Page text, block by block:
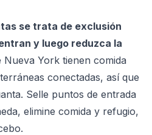
se trata de exclusión
y luego reduzca la
Nueva York tienen comida
conectadas, así que
Selle puntos de entrada
elimine comida y refugio,